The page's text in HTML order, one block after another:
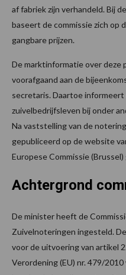
af fabriek zijn verhandeld. Bij
baseert de commissie zich op
gangbare prijzen.
De marktinformatie over deze
voorafgaand aan de
secretaris. Daartoe
zuivelbedrijfsleven bij onder
Na vaststelling van de
gepubliceerd op de website
Europese Commissie
Achtergrond
De minister heeft de
Zuivelnoteringen ingesteld.
voor de uitvoering van artikel
Verordening (EU) nr. 479/